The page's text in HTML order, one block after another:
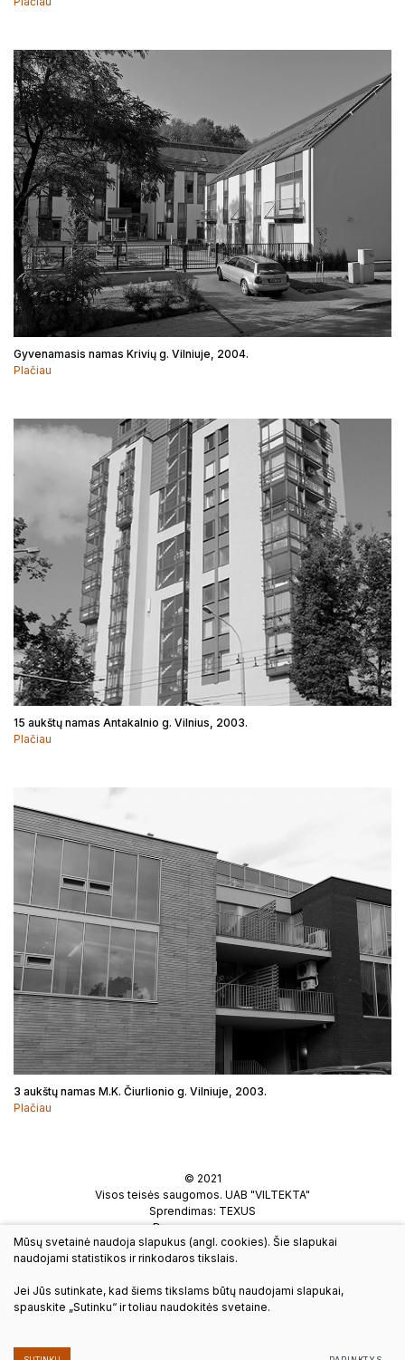
Gyvenamasis namas Krivių g. Vilniuje, 2004.
Plačiau
15 aukštų namas Antakalnio g. Vilnius, 2003.
Plačiau
3 aukštų namas M.K. Čiurlionio g. Vilniuje, 2003.
Plačiau
© 2021
Visos teisės saugomos. UAB "VILTEKTA"
Sprendimas: TEXUS
Duomenų apsauga
Tel.:(8 5) 261 97 58
viltekta@viltekta.lt
Mūsų svetainė naudoja slapukus (angl. cookies). Šie slapukai
naudojami statistikos ir rinkodaros tikslais.
Jei Jūs sutinkate, kad šiems tikslams būtų naudojami slapukai,
spauskite „Sutinku“ ir toliau naudokitės svetaine.